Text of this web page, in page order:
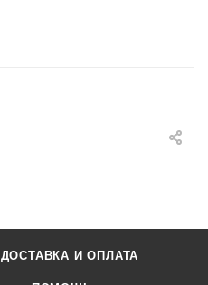
ДОСТАВКА И ОПЛАТА